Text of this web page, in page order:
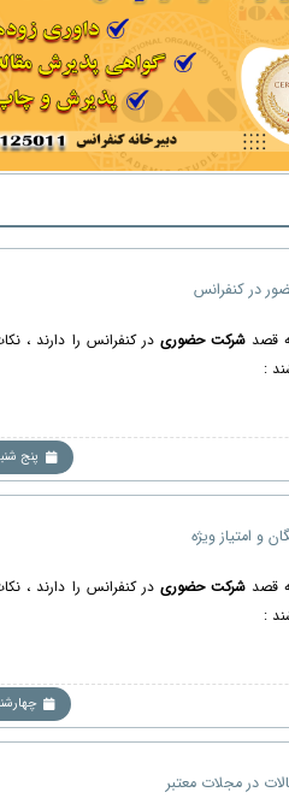
قصدشرکت حضوری در کنفرانس را دارند ،
:
پنج شنبه 30 بهمن 1404 (5
قصدشرکت حضوری در کنفرانس را دارند ،
:
چهارشنبه 01 بهمن 1404